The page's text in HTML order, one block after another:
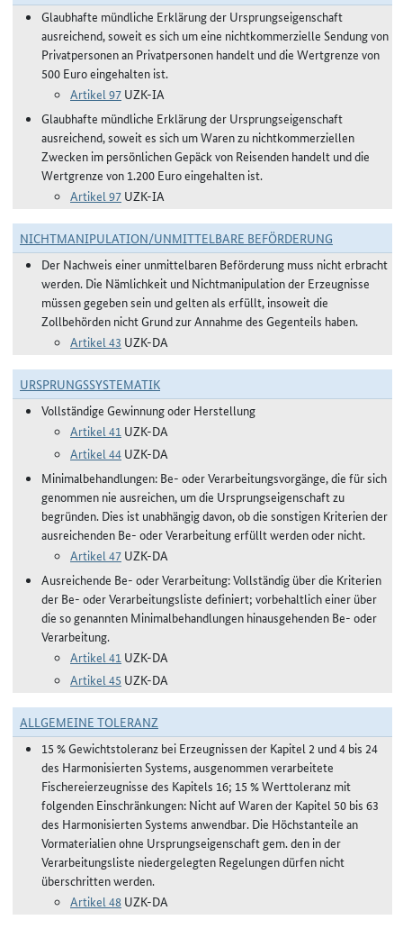
Glaubhafte mündliche Erklärung der Ursprungseigenschaft
ausreichend, soweit es sich um eine nichtkommerzielle Sendung von
Privatpersonen an Privatpersonen handelt und die Wertgrenze von
500 Euro eingehalten ist.
Artikel 97 UZK-IA
Glaubhafte mündliche Erklärung der Ursprungseigenschaft
ausreichend, soweit es sich um Waren zu nichtkommerziellen
Zwecken im persönlichen Gepäck von Reisenden handelt und die
Wertgrenze von 1.200 Euro eingehalten ist.
Artikel 97 UZK-IA
NICHTMANIPULATION/UNMITTELBARE BEFÖRDERUNG
Der Nachweis einer unmittelbaren Beförderung muss nicht erbracht
werden. Die Nämlichkeit und Nichtmanipulation der Erzeugnisse
müssen gegeben sein und gelten als erfüllt, insoweit die
Zollbehörden nicht Grund zur Annahme des Gegenteils haben.
Artikel 43 UZK-DA
URSPRUNGSSYSTEMATIK
Vollständige Gewinnung oder Herstellung
Artikel 41 UZK-DA
Artikel 44 UZK-DA
Minimalbehandlungen: Be- oder Verarbeitungsvorgänge, die für sich
genommen nie ausreichen, um die Ursprungseigenschaft zu
begründen. Dies ist unabhängig davon, ob die sonstigen Kriterien der
ausreichenden Be- oder Verarbeitung erfüllt werden oder nicht.
Artikel 47 UZK-DA
Ausreichende Be- oder Verarbeitung: Vollständig über die Kriterien
der Be- oder Verarbeitungsliste definiert; vorbehaltlich einer über
die so genannten Minimalbehandlungen hinausgehenden Be- oder
Verarbeitung.
Artikel 41 UZK-DA
Artikel 45 UZK-DA
ALLGEMEINE TOLERANZ
15 % Gewichtstoleranz bei Erzeugnissen der Kapitel 2 und 4 bis 24
des Harmonisierten Systems, ausgenommen verarbeitete
Fischereierzeugnisse des Kapitels 16; 15 % Werttoleranz mit
folgenden Einschränkungen: Nicht auf Waren der Kapitel 50 bis 63
des Harmonisierten Systems anwendbar. Die Höchstanteile an
Vormaterialien ohne Ursprungseigenschaft gem. den in der
Verarbeitungsliste niedergelegten Regelungen dürfen nicht
überschritten werden.
Artikel 48 UZK-DA